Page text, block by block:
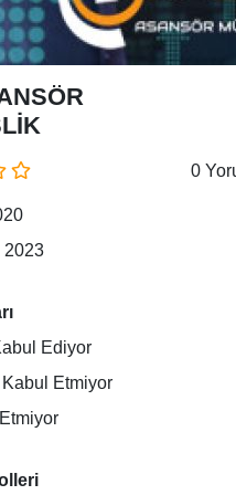
0
2023
Ediyor
Etmiyor